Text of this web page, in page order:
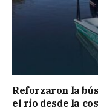
Reforzaron la
el río desde la